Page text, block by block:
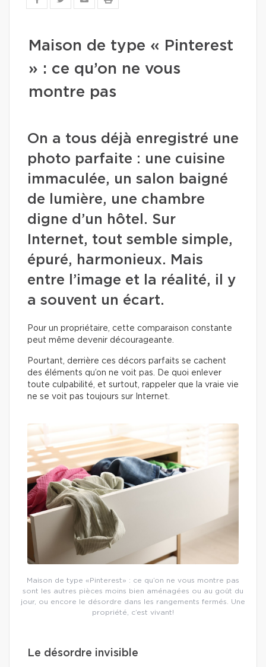
Maison de type « Pinterest
» : ce qu’on ne vous
montre pas
On a tous déjà enregistré une
photo parfaite : une cuisine
immaculée, un salon baigné
de lumière, une chambre
digne d’un hôtel. Sur
Internet, tout semble simple,
épuré, harmonieux. Mais
entre l’image et la réalité, il y
a souvent un écart.
Pour un propriétaire, cette comparaison constante
peut même devenir décourageante.
Pourtant, derrière ces décors parfaits se cachent
des éléments qu’on ne voit pas. De quoi enlever
toute culpabilité, et surtout, rappeler que la vraie vie
ne se voit pas toujours sur Internet.
Maison de type «Pinterest» : ce qu’on ne vous montre pas
sont les autres pièces moins bien aménagées ou au goût du
jour, ou encore le désordre dans les rangements fermés. Une
propriété, c’est vivant!
Le désordre invisible